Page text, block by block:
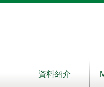
資料紹介